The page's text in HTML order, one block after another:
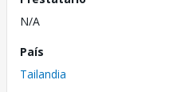
N/A
País
Tailandia